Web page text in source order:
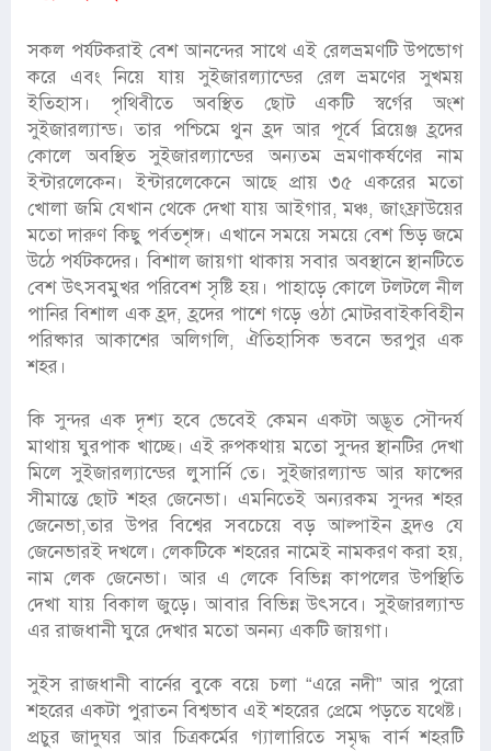
সকল পর্যটকরাই বেশ আনন্দের সাথে এই রেলভ্রমণটি উপভোগ
করে এবং নিয়ে যায় সুইজারল্যান্ডের রেল ভ্রমণের সুখময়
ইতিহাস। পৃথিবীতে অবস্থিত ছোট একটি স্বর্গের অংশ
সুইজারল্যান্ড। তার পশ্চিমে থুন হ্রদ আর পূর্বে ব্রিয়েঞ্জ হ্রদের
কোলে অবস্থিত সুইজারল্যান্ডের অন্যতম ভ্রমণাকর্ষণের নাম
ইন্টারলেকেন। ইন্টারলেকেনে আছে প্রায় ৩৫ একরের মতো
খোলা জমি যেখান থেকে দেখা যায় আইগার, মঞ্চ, জাংফ্রাউয়ের
মতো দারুণ কিছু পর্বতশৃঙ্গ। এখানে সময়ে সময়ে বেশ ভিড় জমে
উঠে পর্যটকদের। বিশাল জায়গা থাকায় সবার অবস্থানে স্থানটিতে
বেশ উৎসবমুখর পরিবেশ সৃষ্টি হয়। পাহাড়ে কোলে টলটলে নীল
পানির বিশাল এক হ্রদ, হ্রদের পাশে গড়ে ওঠা মোটরবাইকবিহীন
পরিষ্কার আকাশের অলিগলি, ঐতিহাসিক ভবনে ভরপুর এক
শহর।
কি সুন্দর এক দৃশ্য হবে ভেবেই কেমন একটা অদ্ভূত সৌন্দর্য
মাথায় ঘুরপাক খাচ্ছে। এই রুপকথায় মতো সুন্দর স্থানটির দেখা
মিলে সুইজারল্যান্ডের লুসার্নি তে। সুইজারল্যান্ড আর ফান্সের
সীমান্তে ছোট শহর জেনেভা। এমনিতেই অন্যরকম সুন্দর শহর
জেনেভা,তার উপর বিশ্বের সবচেয়ে বড় আল্পাইন হ্রদও যে
জেনেভারই দখলে। লেকটিকে শহরের নামেই নামকরণ করা হয়,
নাম লেক জেনেভা। আর এ লেকে বিভিন্ন কাপলের উপস্থিতি
দেখা যায় বিকাল জুড়ে। আবার বিভিন্ন উৎসবে। সুইজারল্যান্ড
এর রাজধানী ঘুরে দেখার মতো অনন্য একটি জায়গা।
সুইস রাজধানী বার্নের বুকে বয়ে চলা “এরে নদী” আর পুরো
শহরের একটা পুরাতন বিশ্বভাব এই শহরের প্রেমে পড়তে যথেষ্ট।
প্রচুর জাদুঘর আর চিত্রকর্মের গ্যালারিতে সমৃদ্ধ বার্ন শহরটি